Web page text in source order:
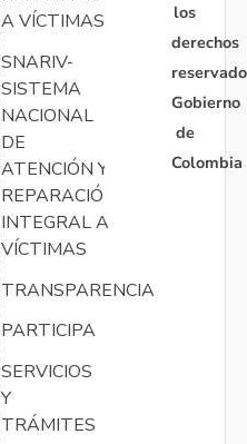
A VÍCTIMAS
SNARIV-
SISTEMA
NACIONAL
DE
ATENCIÓN Y
REPARACIÓN
INTEGRAL A
VÍCTIMAS
TRANSPARENCIA
PARTICIPA
SERVICIOS
Y
TRÁMITES
los
derechos
Gobierno
de
Colombia